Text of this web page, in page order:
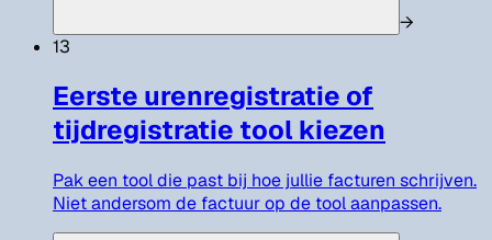
→
13
Eerste urenregistratie of
tijdregistratie tool kiezen
Pak een tool die past bij hoe jullie facturen schrijven.
Niet andersom de factuur op de tool aanpassen.